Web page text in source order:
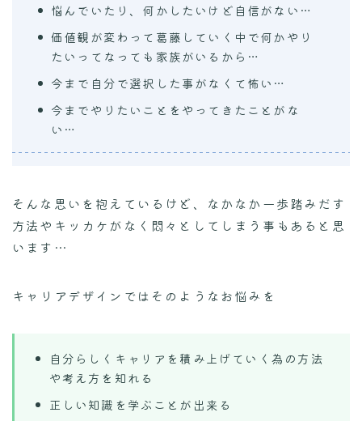
悩んでいたり、何かしたいけど自信がない…
価値観が変わって葛藤していく中で何かやり
たいってなっても家族がいるから…
今まで自分で選択した事がなくて怖い…
今までやりたいことをやってきたことがな
い…
そんな思いを抱えているけど、なかなか一歩踏みだす
方法やキッカケがなく悶々としてしまう事もあると思
います…
キャリアデザインではそのようなお悩みを
自分らしくキャリアを積み上げていく為の方法
や考え方を知れる
正しい知識を学ぶことが出来る